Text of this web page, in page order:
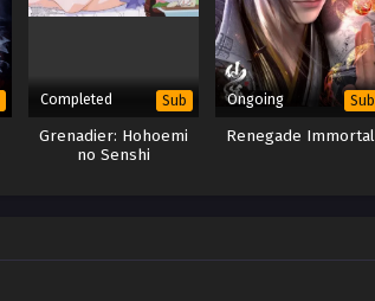
Completed Sub
Grenadier: Hohoemi
no Senshi
Ongoing Sub
Renegade Immortal